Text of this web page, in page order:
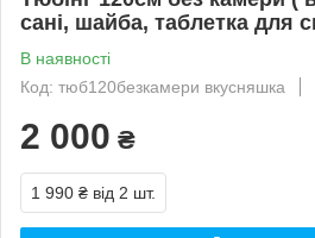
сані, шайба, таблетка для
В наявності
Код: тюб120безкамери вкусняшка
2 000 ₴
1 990 ₴ від 2 шт.